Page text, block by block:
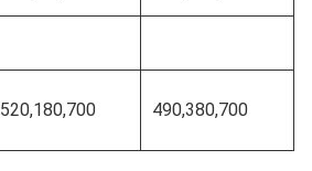
520,180,700 490,380,700